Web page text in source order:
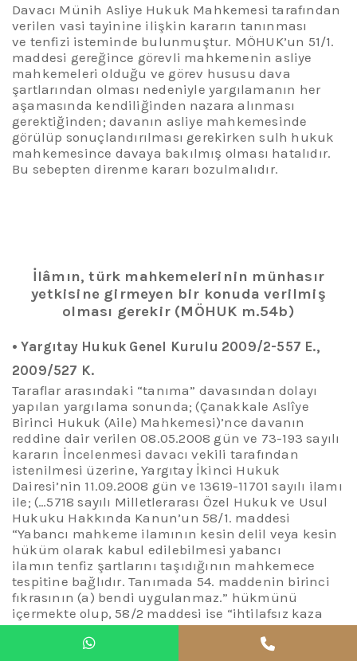
Davacı Münih Asliye Hukuk Mahkemesi tarafından
verilen vasi tayinine ilişkin kararın tanınması
ve tenfizi isteminde bulunmuştur. MÖHUK’un 51/1.
maddesi gereğince görevli mahkemenin asliye
mahkemeleri olduğu ve görev hususu dava
şartlarından olması nedeniyle yargılamanın her
aşamasında kendiliğinden nazara alınması
gerektiğinden; davanın asliye mahkemesinde
görülüp sonuçlandırılması gerekirken sulh hukuk
mahkemesince davaya bakılmış olması hatalıdır.
Bu sebeptendirenme kararı bozulmalıdır.
İlâmın,türk mahkemelerinin münhasır
yetkisine girmeyen bir konuda verilmiş
olması gerekir (MÖHUK m.54b)
•Yargıtay Hukuk Genel Kurulu 2009/2-557 E.,
2009/527 K.
Taraflar arasındaki “tanıma” davasından dolayı
yapılan yargılama sonunda; (Çanakkale Aslîye
Birinci Hukuk (Aile) Mahkemesi)’nce davanın
reddine dair verilen 08.05.2008 gün ve 73-193 sayılı
kararın İncelenmesi davacı vekili tarafından
istenilmesi üzerine, Yargıtay İkinci Hukuk
Dairesi’nin 11.09.2008 gün ve 13619-11701 sayılı ilamı
ile; (…5718 sayılı Milletlerarası Özel Hukuk ve Usul
Hukuku Hakkında Kanun’un 58/1. maddesi
“Yabancı mahkeme ilamının kesin delil veya kesin
hüküm olarak kabul edilebilmesi yabancı
ilamın tenfiz şartlarını taşıdığının mahkemece
tespitine bağlıdır. Tanımada 54. maddenin birinci
fıkrasının (a) bendi uygulanmaz.” hükmünü
içermekte olup, 58/2 maddesi ise “ihtilafsız kaza
kararlarının tanınması da aynı hükme tabidir.”
demektedir. Şu
ihtilafsız kaza kararlarının